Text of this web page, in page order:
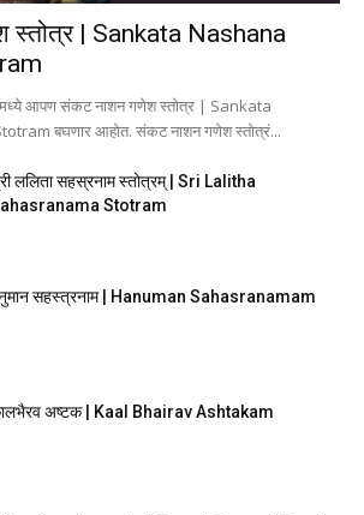
| Sankata Nashana
मध्ये आपण संकट नाशन गणेश स्तोत्र | Sankata
बघणार आहोत. संकट नाशन गणेश स्तोत्रं...
ललिता सहस्रनाम स्तोत्रम् | Sri Lalitha
Stotram
सहस्त्रनाम | Hanuman Sahasranamam
अष्टक | Kaal Bhairav Ashtakam